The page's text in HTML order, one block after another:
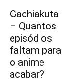
Gachiakuta
– Quantos
episódios
faltam para
o anime
acabar?